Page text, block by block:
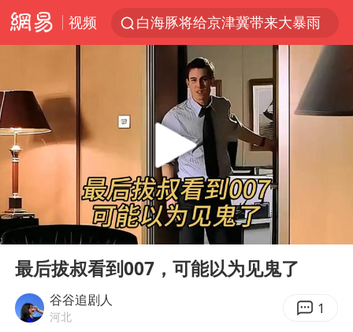
视频
白海豚将给京津冀带来大暴雨
《披荆斩棘2026》阵容官宣
女子发现前夫婚内与第三者育子
王艺迪无缘横滨赛决赛
2025年小学教师减少13.19万
以军士兵把枪口对准中国记者
Play
00:00
最后拔叔看到007，可能以为见鬼了
谷谷追剧人
河北 1